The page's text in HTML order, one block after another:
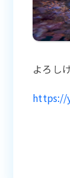
よろし
https://